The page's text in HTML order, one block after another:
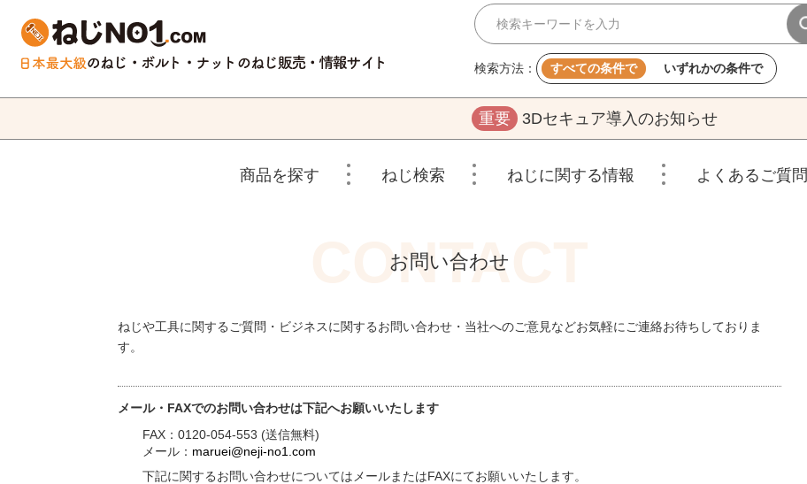
検索方法： すべての条件で いずれかの条件で
重要 3Dセキュア導入のお知らせ
商品を探す ねじ検索 ねじに関する情報 よくあるご質問
お問い合わせ
ねじや工具に関するご質問・ビジネスに関するお問い合わせ・当社へのご意見などお気軽にご連絡お待ちしておりま
す。
メール・FAXでのお問い合わせは下記へお願いいたします
FAX：0120-054-553 (送信無料)
メール： maruei@neji-no1.com
下記に関するお問い合わせについてはメールまたはFAXにてお願いいたします。